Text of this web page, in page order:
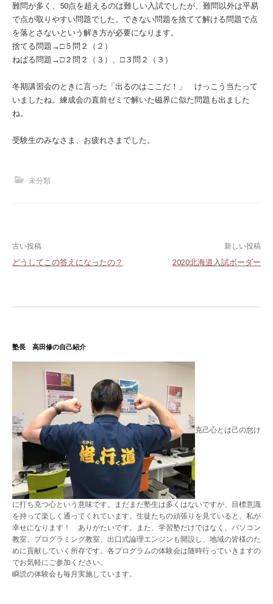
難問が多く、50点を超えるのは難しい入試でしたが、難問以外は平易
で点が取りやすい問題でした。できない問題を捨てて解ける問題で点
を落とさないという解き方が必要になります。
捨てる問題→□５問２（２）
ねばる問題→□２問２（３）、□３問２（３）
冬期講習会のときに言った「出るのはここだ！」 けっこう当たって
いましたね。練成会の直前ゼミで解いた磁界に似た問題も出ました
ね。
受験生のみなさま、お疲れさまでした。
未分類
投
稿
ー
ン
古い投稿
どうしてこの答えになったの？
新しい投稿
2020北海道入試ボーダー
塾長 高田修の自己紹介
克己心とは己の怠け
に打ち克つ心という意味です。まだまだ塾生は多くはないですが、目標意識
を持って楽しく通ってくれています。生徒たちの頑張りを見ていると、私が
幸せになります！ ありがたいです。また、学習塾だけではなく、パソコン
教室、プログラミング教室、出口式論理エンジンも開設し、地域の皆様のた
めに貢献していく所存です。各プログラムの体験会は随時行っていきますの
でお気軽にご参加ください。
瞬読の体験会も毎月実施しています。